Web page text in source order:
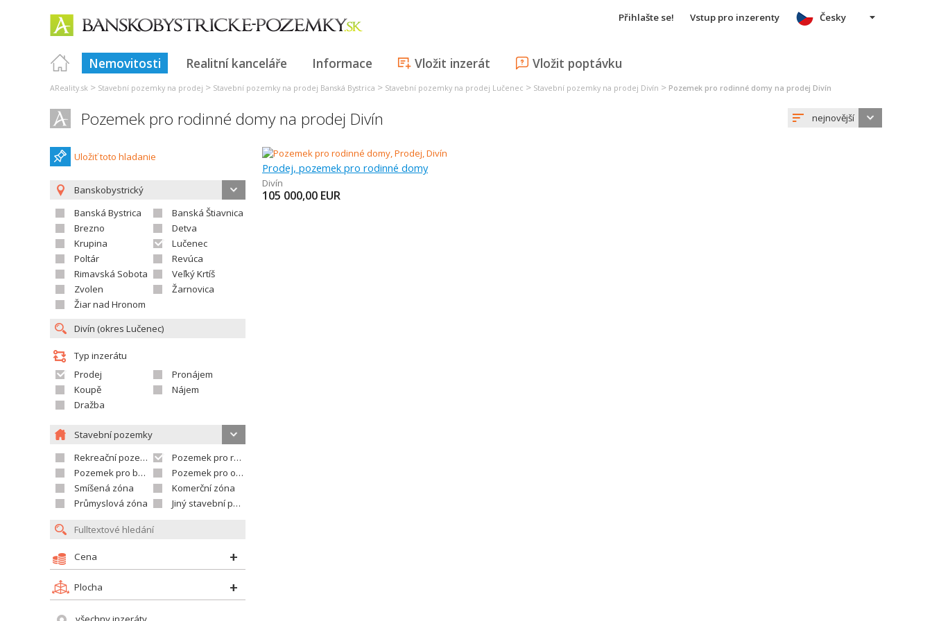
Přihlašte se! Vstup pro inzerenty
Nemovitosti Realitní kanceláře Informace Vložit inzerát Vložit poptávku
Česky
AReality.sk > Stavební pozemky na prodej > Stavební pozemky na prodej Banská Bystrica > Stavební pozemky na prodej Lučenec > Stavební pozemky na prodej Divín > Pozemek pro rodinné domy na prodej Divín
Pozemek pro rodinné domy na prodej Divín nejnovější
Uložiť toto hladanie
Banskobystrický
Banská Bystrica
Banská Štiavnica
Brezno
Detva
Krupina
Lučenec
Poltár
Revúca
Rimavská Sobota
Veľký Krtíš
Zvolen
Žarnovica
Žiar nad Hronom
Typ inzerátu
Prodej
Pronájem
Koupě
Nájem
Dražba
Stavební pozemky
Rekreační pozemek
Pozemek pro rodinné domy
Pozemek pro bytovou výstavbu
Pozemek pro občanskou vybavenost
Smíšená zóna
Komerční zóna
Průmyslová zóna
Jiný stavební pozemek
Cena
Plocha
Prodej, pozemek pro rodinné domy
Divín
105 000,00 EUR